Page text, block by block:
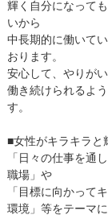
輝く自分になって
いから
中長期的に働いて
おります。
安心して、やりが
働き続けられるよ
す。
■女性がキラキラと
「日々の仕事を通
職場」や
「目標に向かって
環境」等をテーマに